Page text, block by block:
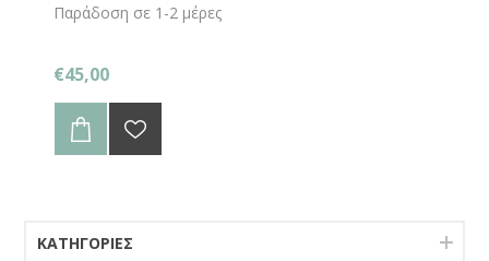
Παράδοση σε 1-2 μέρες
€45,00
ΚΑΤΗΓΟΡΊΕΣ